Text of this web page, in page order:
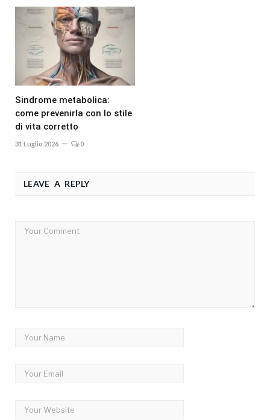
Sindrome metabolica:
come prevenirla con lo stile
di vita corretto
31 Luglio 2026 0
LEAVE A REPLY